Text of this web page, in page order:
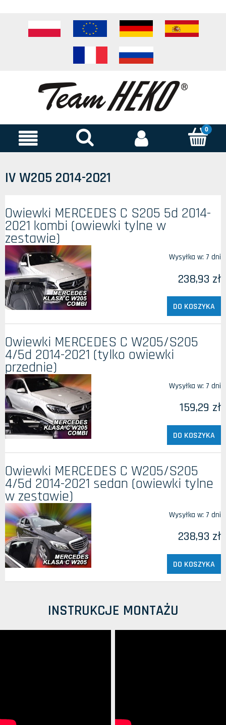
IV W205 2014-2021
Owiewki MERCEDES C S205 5d 2014-
2021 kombi (owiewki tylne w
zestawie)
Wysyłka w: 7 dni
238,93 zł
DO KOSZYKA
Owiewki MERCEDES C W205/S205
4/5d 2014-2021 (tylko owiewki
przednie)
Wysyłka w: 7 dni
159,29 zł
DO KOSZYKA
Owiewki MERCEDES C W205/S205
4/5d 2014-2021 sedan (owiewki tylne
w zestawie)
Wysyłka w: 7 dni
238,93 zł
DO KOSZYKA
INSTRUKCJE MONTAŻU